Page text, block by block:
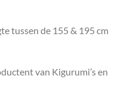
tussen de 155 & 195 cm
van Kigurumi’s en